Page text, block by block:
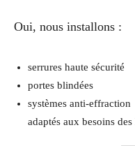
Oui, nous installons :
serrures haute sécurité
portes blindées
systèmes anti-effraction
adaptés aux besoins